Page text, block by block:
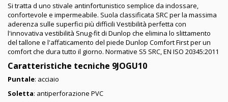
Si tratta d uno stivale antinfortunistico semplice da indossare,
confortevole e impermeabile. Suola classificata SRC per la massima
aderenza sulle superfici più difficili Vestibilità perfetta con
l'innovativa vestibilità Snug-fit di Dunlop che elimina lo slittamento
del tallone e l'affaticamento del piede Dunlop Comfort First per un
comfort che dura tutto il giorno. Normative S5 SRC, EN ISO 20345:2011
Caratteristiche tecniche 9JOGU10
Puntale: acciaio
Soletta: antiperforazione PVC